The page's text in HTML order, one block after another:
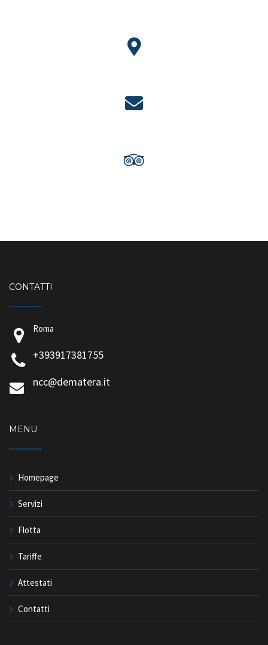
CONTATTI
Roma
+393917381755
ncc@dematera.it
MENU
Homepage
Servizi
Flotta
Tariffe
Attestati
Contatti